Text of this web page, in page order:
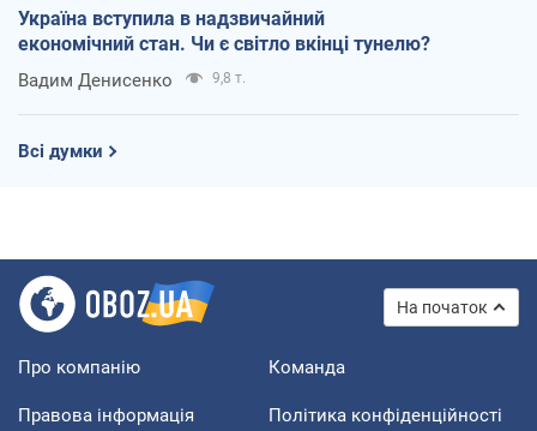
Україна вступила в надзвичайний
економічний стан. Чи є світло вкінці тунелю?
Вадим Денисенко 9,8 т.
Всі думки
На початок
Про компанію Команда
Правова інформація Політика конфіденційності